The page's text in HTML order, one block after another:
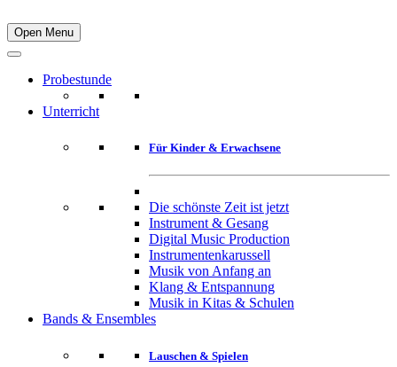
Open Menu
Probestunde
Unterricht
Für Kinder & Erwachsene
Die schönste Zeit ist jetzt
Instrument & Gesang
Digital Music Production
Instrumentenkarussell
Musik von Anfang an
Klang & Entspannung
Musik in Kitas & Schulen
Bands & Ensembles
Lauschen & Spielen